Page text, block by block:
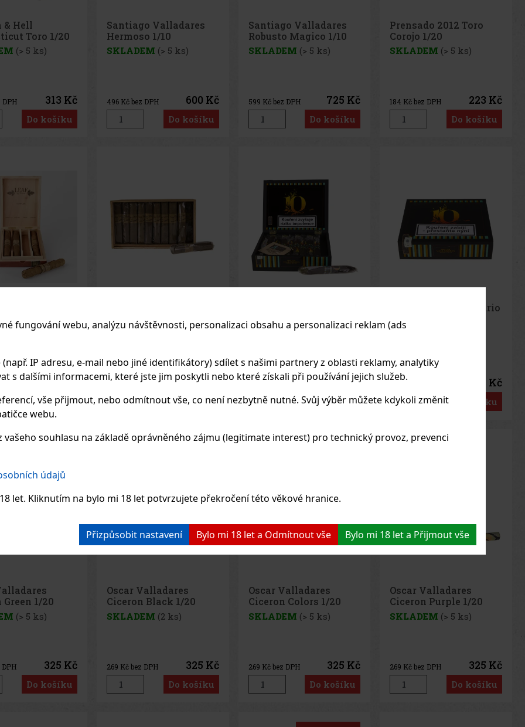
fungování webu, analýzu návštěvnosti, personalizaci obsahu a personalizaci reklam (ads
IP adresu, e-mail nebo jiné identifikátory) sdílet s našimi partnery z oblasti reklamy, analytiky
s dalšími informacemi, které jste jim poskytli nebo které získali při používání jejich služeb.
vše přijmout, nebo odmítnout vše, co není nezbytně nutné. Svůj výběr můžete kdykoli změnit
webu.
souhlasu na základě oprávněného zájmu (legitimate interest) pro technický provoz, prevenci
údajů
let. Kliknutím na bylo mi 18 let potvrzujete překročení této věkové hranice.
Přizpůsobit nastavení Bylo mi 18 let a Odmítnout vše Bylo mi 18 let a Přijmout vše
& Hell
Toro 1/20
(> 5 ks)
DPH 313 Kč
Do košíku
Santiago Valladares
Hermoso 1/10
SKLADEM (> 5 ks)
496 Kč bez DPH 600 Kč
Do košíku
Santiago Valladares
Robusto Magico 1/10
SKLADEM (> 5 ks)
599 Kč bez DPH 725 Kč
Do košíku
Prensado 2012 Toro
Corojo 1/20
SKLADEM (> 5 ks)
184 Kč bez DPH 223 Kč
Do košíku
Sampler
(2 ks)
1 375 Kč
Do košíku
SKLADEM (> 5 ks)
193 Kč bez DPH 233 Kč
Do košíku
Salomon 1/10
SKLADEM
Kč bez DPH 473 Kč
Do košíku
Oscar 10th Aniversario
Super Toro 1/10
SKLADEM
433 Kč
Do košíku
Green 1/20
(> 5 ks)
DPH 325 Kč
Do košíku
Oscar Valladares
Ciceron Black 1/20
SKLADEM (2 ks)
269 Kč bez DPH 325 Kč
Do košíku
Oscar Valladares
Ciceron Colors 1/20
SKLADEM (> 5 ks)
269 Kč bez DPH 325 Kč
Do košíku
Oscar Valladares
Ciceron Purple 1/20
SKLADEM (> 5 ks)
269 Kč bez DPH 325 Kč
Do košíku